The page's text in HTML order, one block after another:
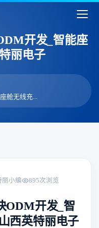
开发_智能座
丽电子
舱无线充...
丽小编 895次浏览
ODM开发_智
西英特丽电子